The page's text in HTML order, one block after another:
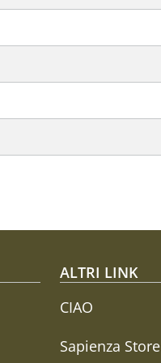
ALTRI LINK
CIAO
Sapienza Store